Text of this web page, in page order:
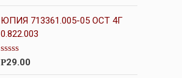
н
к
а
0
з
5
ЮПИЯ 713361.005-05 ОСТ 4Г
0.822.003
О
Р29.00